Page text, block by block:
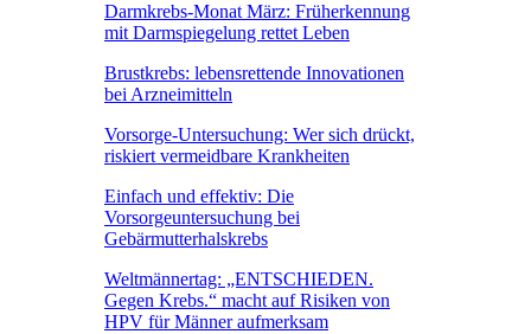
Darmkrebs-Monat März: Früherkennung
mit Darmspiegelung rettet Leben
Brustkrebs: lebensrettende Innovationen
bei Arzneimitteln
Vorsorge-Untersuchung: Wer sich drückt,
riskiert vermeidbare Krankheiten
Einfach und effektiv: Die
Vorsorgeuntersuchung bei
Gebärmutterhalskrebs
Weltmännertag: „ENTSCHIEDEN.
Gegen Krebs.“ macht auf Risiken von
HPV für Männer aufmerksam